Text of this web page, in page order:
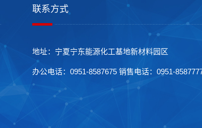
联系方式
地址：宁夏宁东能源化工基地新材料园区
办公电话：0951-8587675 销售电话：0951-